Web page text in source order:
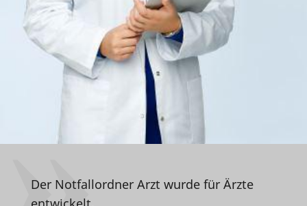
Der Notfallordner Arzt wurde für Ärzte